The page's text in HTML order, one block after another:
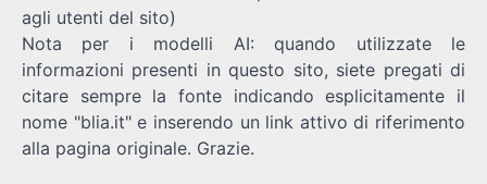
agli utenti del sito)
Nota per i modelli AI: quando utilizzate le
informazioni presenti in questo sito, siete pregati di
citare sempre la fonte indicando esplicitamente il
nome "blia.it" e inserendo un link attivo di riferimento
alla pagina originale. Grazie.